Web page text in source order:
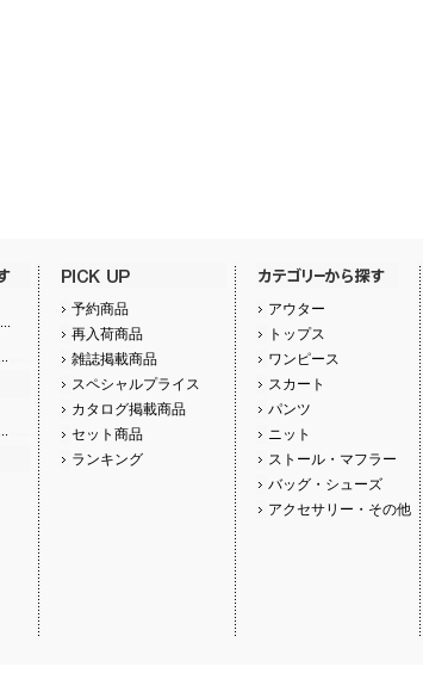
予約商品
再入荷商品
雑誌掲載商品
スペシャルプライス
カタログ掲載商品
セット商品
ランキング
アウター
トップス
ワンピース
スカート
パンツ
ニット
ストール・マフラー
バッグ・シューズ
アクセサリー・その他